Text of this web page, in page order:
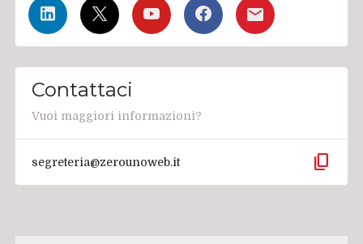
Contattaci
Vuoi maggiori informazioni?
segreteria@zerounoweb.it content_copy